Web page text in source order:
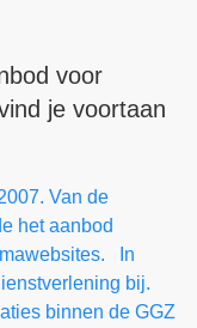
voor
je voortaan
Van de
het aanbod
In
bij.
binnen de GGZ